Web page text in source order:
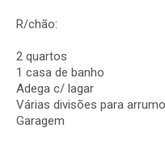
R/chão:
2 quartos
1 casa de banho
Adega c/ lagar
Várias divisões para
Garagem